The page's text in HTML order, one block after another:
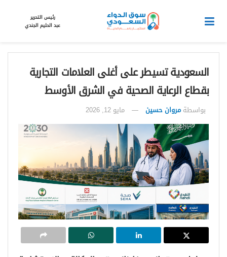
رئيس التحرير
عبد الحليم الجندي
السعودية تسيطر على أغلى العلامات التجارية
بقطاع الرعاية الصحية في الشرق الأوسط
بواسطة مروان حسين مايو 12, 2026